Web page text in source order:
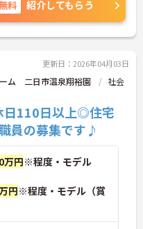
カー通勤も可
でお問合せ下
料 紹介してもらう
更新日：2026年04月03日
ム 二日市温泉翔裕園
社会
日110日以上◎住宅
員の募集です♪
万円※程度・モデル
円※程度・モデル（賞